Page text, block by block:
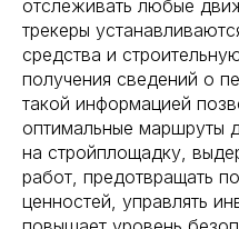
отслеживать любые
трекеры
средства и
получения сведений о
такой информацией
оптимальные маршруты
на стройплощадку,
работ, предотвращать
ценностей, управлять